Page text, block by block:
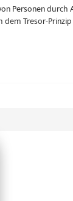
Personen
Tresor-